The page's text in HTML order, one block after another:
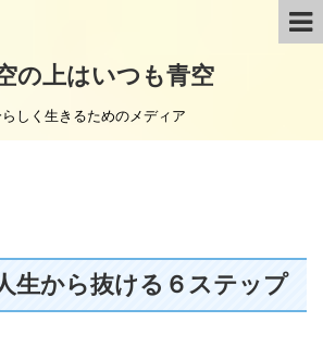
の上はいつも青空
らしく生きるためのメディア
生から抜ける６ステップ